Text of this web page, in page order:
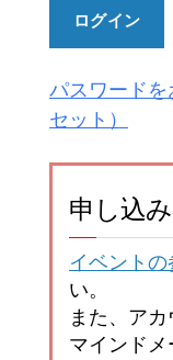
ログイン
パスワード
申し込
イベント
い。
また、ア
マインド